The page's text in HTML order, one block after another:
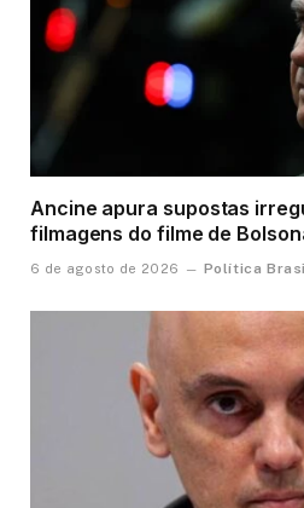
Ancine apura supostas
filmagens do filme de
6 de agosto de 2026 Política